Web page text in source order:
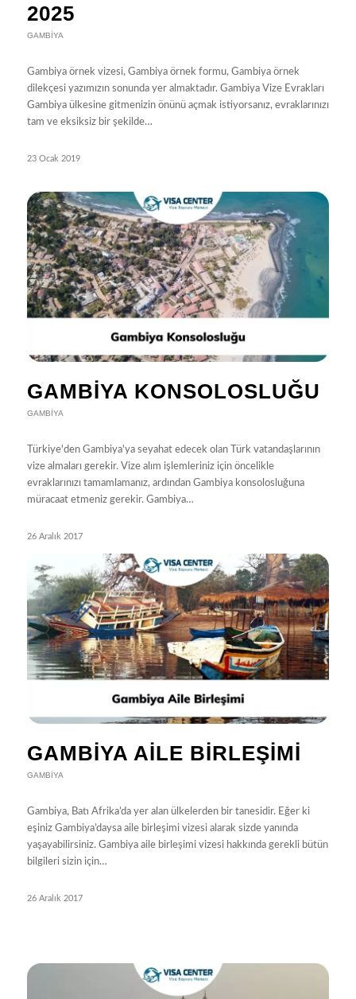
2025
GAMBIYA
Gambiya örnek vizesi, Gambiya örnek formu, Gambiya örnek
dilekçesi yazımızın sonunda yer almaktadır. Gambiya Vize Evrakları
Gambiya ülkesine gitmenizin önünü açmak istiyorsanız, evraklarınızı
tam ve eksiksiz bir şekilde…
23 Ocak 2019
GAMBIYA KONSOLOSLUĞU
GAMBIYA
Türkiye'den Gambiya'ya seyahat edecek olan Türk vatandaşlarının
vize almaları gerekir. Vize alım işlemleriniz için öncelikle
evraklarınızı tamamlamanız, ardından Gambiya konsolosluğuna
müracaat etmeniz gerekir. Gambiya…
26 Aralık 2017
GAMBIYA AILE BIRLEŞIMI
GAMBIYA
Gambiya, Batı Afrika’da yer alan ülkelerden bir tanesidir. Eğer ki
eşiniz Gambiya’daysa aile birleşimi vizesi alarak sizde yanında
yaşayabilirsiniz. Gambiya aile birleşimi vizesi hakkında gerekli bütün
bilgileri sizin için…
26 Aralık 2017